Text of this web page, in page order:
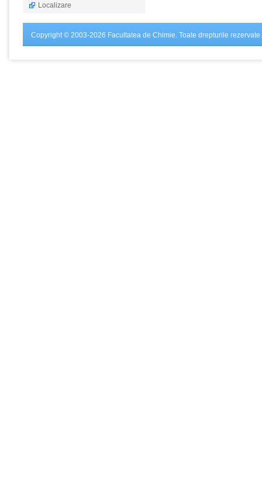
Localizare
Copyright © 2003-2026 Facultatea de Chimie. Toate drepturile